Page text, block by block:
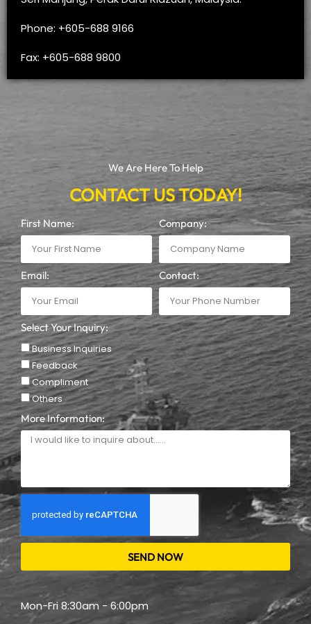
Phone: +605-688 9166
Fax: +605-688 9800
We Are Here To Help
CONTACT US TODAY!
First Name: Company:
Email: Contact:
Select Your Inquiry:
Business Inquiries
Feedback
Compliment
Others
More Information:
SEND NOW
Mon-Fri 8:30am - 6:00pm